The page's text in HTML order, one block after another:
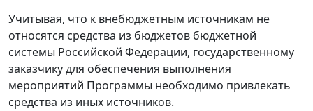
Учитывая, что к внебюджетным источникам не
относятся средства из бюджетов бюджетной
системы Российской Федерации, государственному
заказчику для обеспечения выполнения
мероприятий Программы необходимо привлекать
средства из иных источников.